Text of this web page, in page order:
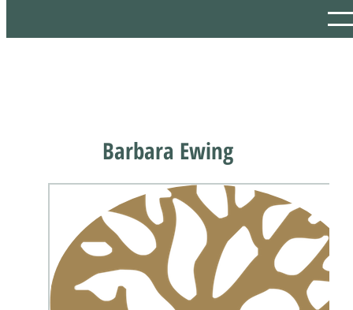
Barbara Ewing